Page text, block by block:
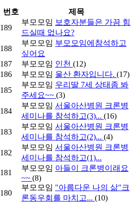
번호 제목
189
부모모임 보호자분들은 가끔 힘
드실때 없나요?
188
부모모임 부모모임에참석하고
싶어요
187
부모모임 인천 (12)
186
부모모임 울산 환자입니다. (17)
185
부모모임 우리딸 7세 상태좀 봐
주세요~~ (3)
184
부모모임 서울아산병원 크론병
세미나를 참석하고(3)... (16)
183
부모모임 서울아산병원 크론병
세미나를 참석하고(2)... (4)
182
부모모임 서울아산병원 크론병
세미나를 참석하고(1)...
181
부모모임 아들이 크론병이래요
~~ (8)
180
부모모임 "아름다운 나의 삶"크
론동우회를 마치고... (10)